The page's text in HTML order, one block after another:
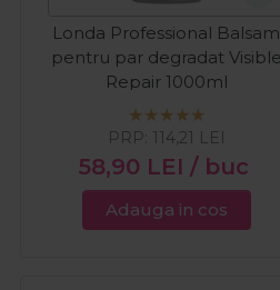
Londa Professional Balsam
pentru par degradat Visible
Repair 1000ml
58,90 LEI / buc
PRP: 114,21 LEI
Adauga in cos